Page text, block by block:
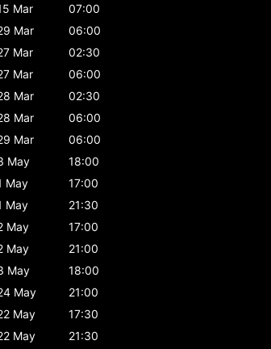
Mar
07:00
Mar
06:00
Mar
02:30
Mar
06:00
Mar
02:30
Mar
06:00
Mar
06:00
May
18:00
May
17:00
May
21:30
May
17:00
May
21:00
May
18:00
May
21:00
May
17:30
May
21:30